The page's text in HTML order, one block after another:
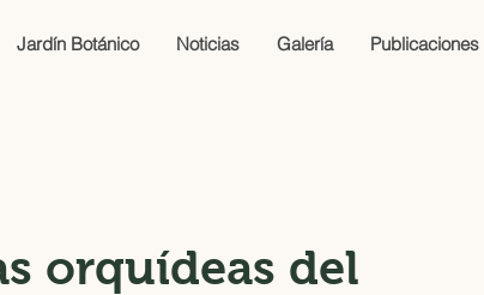
Jardín Botánico Noticias Galería Publicaciones
orquídeas del